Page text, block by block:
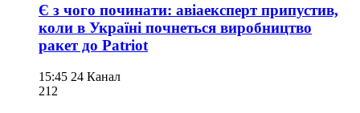
Є з чого починати: авіаексперт припустив,
коли в Україні почнеться виробництво
ракет до Patriot
15:45 24 Канал
212